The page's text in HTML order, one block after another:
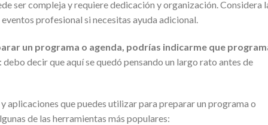
ser compleja y requiere dedicación y organización. Considera
profesional si necesitas ayuda adicional.
un programa o agenda, podrías indicarme que
decir que aquí se quedó pensando un largo rato antes de
aplicaciones que puedes utilizar para preparar un programa o
de las herramientas más populares: